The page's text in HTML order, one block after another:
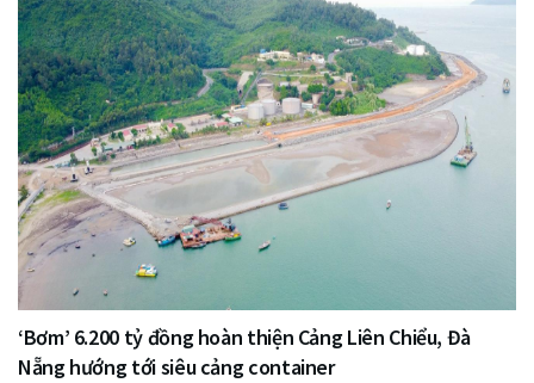
‘Bơm’ 6.200 tỷ đồng hoàn thiện Cảng Liên Chiểu, Đà
Nẵng hướng tới siêu cảng container